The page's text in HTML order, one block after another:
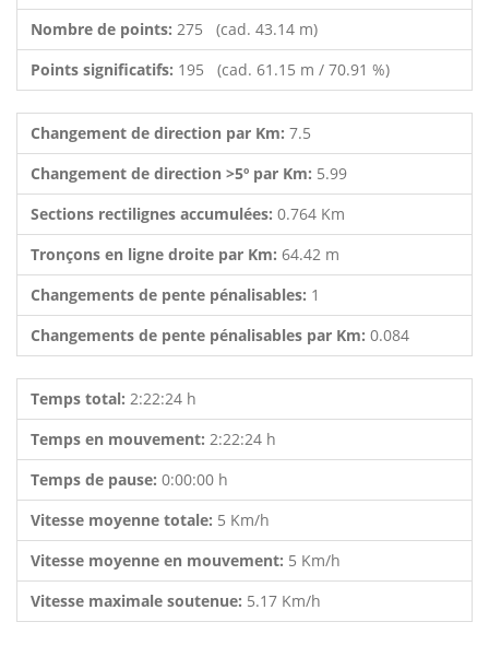
Nombre de points: 275 (cad. 43.14 m)
Points significatifs: 195 (cad. 61.15 m / 70.91 %)
Changement de direction par Km: 7.5
Changement de direction >5º par Km: 5.99
Sections rectilignes accumulées: 0.764 Km
Tronçons en ligne droite par Km: 64.42 m
Changements de pente pénalisables: 1
Changements de pente pénalisables par Km: 0.084
Temps total: 2:22:24 h
Temps en mouvement: 2:22:24 h
Temps de pause: 0:00:00 h
Vitesse moyenne totale: 5 Km/h
Vitesse moyenne en mouvement: 5 Km/h
Vitesse maximale soutenue: 5.17 Km/h